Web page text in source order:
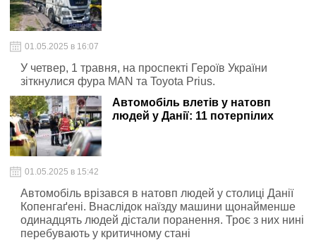
01.05.2025 в 16:07
У четвер, 1 травня, на проспекті Героїв України
зіткнулися фура MAN та Toyota Prius.
Автомобіль влетів у натовп
людей у Данії: 11 потерпілих
01.05.2025 в 15:42
Автомобіль врізався в натовп людей у столиці Данії
Копенгаґені. Внаслідок наїзду машини щонайменше
одинадцять людей дістали поранення. Троє з них нині
перебувають у критичному стані